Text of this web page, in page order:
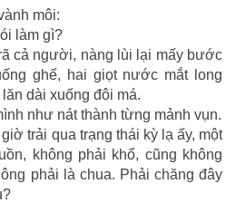
môi:
làm gì?
cả người, nàng lùi lại mấy bước
ghế, hai giọt nước mắt long
dài xuống đôi má.
như nát thành từng mảnh vụn.
trải qua trạng thái kỳ lạ ấy, một
không phải khổ, cũng không
phải là chua. Phải chăng đây